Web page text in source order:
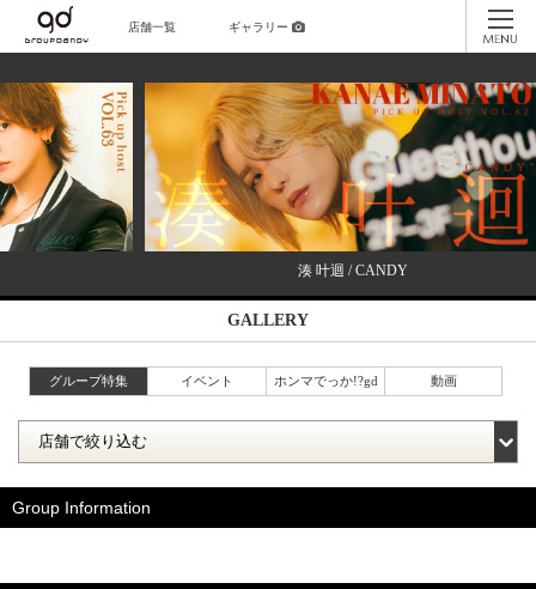
店舗一覧 ギャラリー
湊 叶迴 / CANDY
GALLERY
グループ特集 イベント ホンマでっか!?gd 動画
Group Information